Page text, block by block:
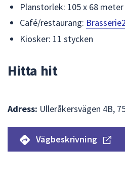
Planstorlek: 105 x 68
Café/restaurang:
Kiosker: 11 stycken
Hitta hit
Adress: Ulleråkersvägen 4B,
Vägbeskrivning